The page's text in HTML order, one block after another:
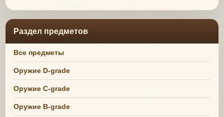
Раздел предметов
Все предметы
Оружие D-grade
Оружие C-grade
Оружие B-grade